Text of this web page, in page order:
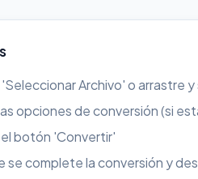
Archivo' o arrastre
opciones de conversión (si
botón 'Convertir'
se complete la conversión y